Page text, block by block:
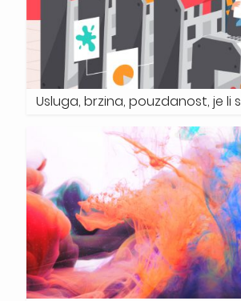
Usluga, brzina, pouzdanost, je li